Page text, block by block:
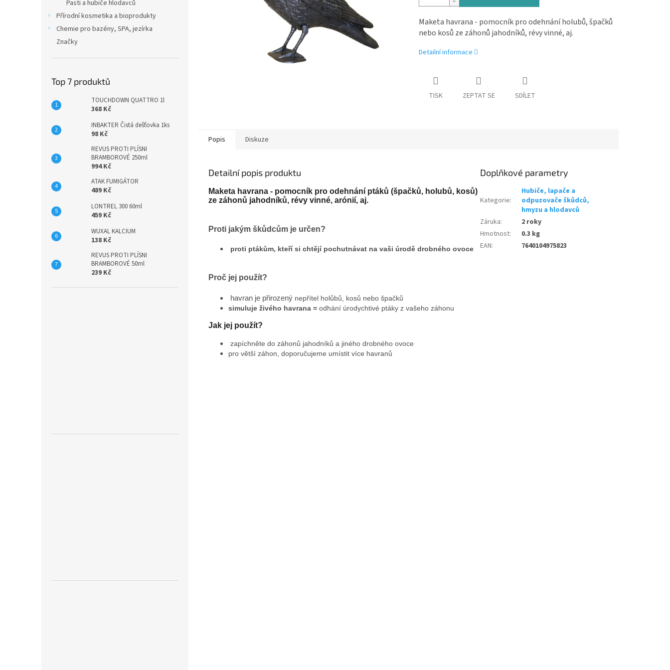
Pasti a hubiče hlodavců
Přírodní kosmetika a bioprodukty
Chemie pro bazény, SPA, jezírka
Značky
Top 7 produktů
TOUCHDOWN QUATTRO 1l
368 Kč
INBAKTER Čistá dešťovka 1ks
98 Kč
REVUS PROTI PLÍSNI
BRAMBOROVÉ 250ml
994 Kč
ATAK FUMIGÁTOR
489 Kč
LONTREL 300 60ml
459 Kč
WUXAL KALCIUM
138 Kč
REVUS PROTI PLÍSNI
BRAMBOROVÉ 50ml
239 Kč
Maketa havrana - pomocník pro odehnání holubů, špačků
nebo kosů ze záhonů jahodníků, révy vinné, aj.
Detailní informace
TISK ZEPTAT SE SDÍLET
Popis Diskuze
Detailní popis produktu
Maketa havrana - pomocník pro odehnání ptáků (špačků, holubů, kosů)
ze záhonů jahodníků, révy vinné, arónií, aj.
Proti jakým škůdcům je určen?
proti ptákům, kteří si chtějí pochutnávat na vaši úrodě drobného ovoce
Proč jej použít?
havran je přirozený nepřítel holůbů, kosů nebo špačků
simuluje živého havrana = odhání úrodychtivé ptáky z vašeho záhonu
Jak jej použít?
zapíchněte do záhonů jahodníků a jiného drobného ovoce
pro větší záhon, doporučujeme umístit více havranů
Doplňkové parametry
Kategorie:
Hubiče, lapače a
odpuzovače škůdců,
hmyzu a hlodavců
Záruka:
2 roky
Hmotnost:
0.3 kg
EAN: 7640104975823